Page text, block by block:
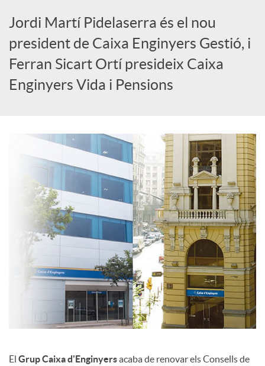
d
o
t
Jordi Martí Pidelaserra és el nou
president de Caixa Enginyers Gestió, i
Ferran Sicart Ortí presideix Caixa
Enginyers Vida i Pensions
El Grup Caixa d'Enginyersacaba de renovar els Consells de